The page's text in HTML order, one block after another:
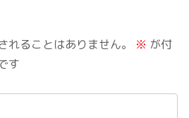
れることはありません。 ※ が付
す